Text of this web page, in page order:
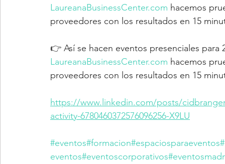
LaureanaBusinessCenter.com hacemos
proveedores con los resultados en 15
👉 Así se hacen eventos presenciales
LaureanaBusinessCenter.com hacemos
proveedores con los resultados en 15
https://www.linkedin.com/posts/
activity-6780460372576096256-X9LU
#eventos#formacion#espaciosparaeventos
eventos#eventoscorporativos